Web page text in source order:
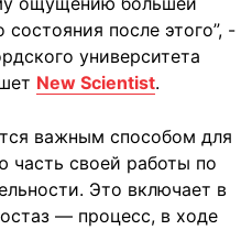
после этого”, -
университета
New Scientist.
важным способом для
часть своей работы по
Это включает в
— процесс, в ходе